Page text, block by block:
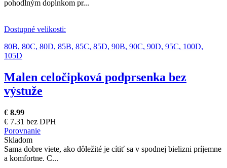
pohodlným doplnkom pr...
Dostupné velikosti:
80B, 80C, 80D, 85B, 85C, 85D, 90B, 90C, 90D, 95C, 100D,
105D
Malen celočipková podprsenka bez
výstuže
€ 8.99
€ 7.31 bez DPH
Porovnanie
Skladom
Sama dobre viete, ako dôležité je cítiť sa v spodnej bielizni príjemne
a komfortne. C...